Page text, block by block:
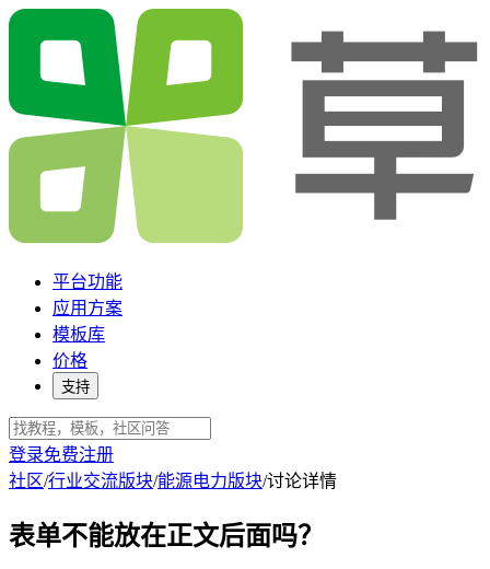
平台功能
应用方案
模板库
价格
支持
登录免费注册
社区/行业交流版块/能源电力版块/讨论详情
表单不能放在正文后面吗？